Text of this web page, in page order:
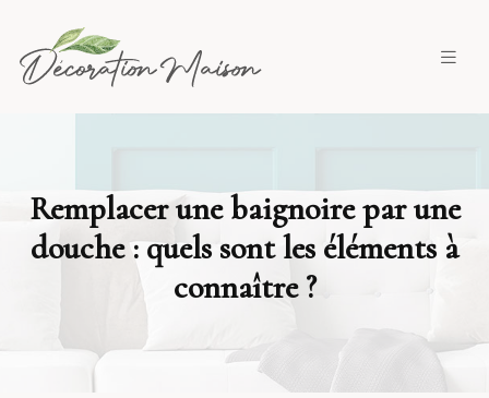
Remplacer une baignoire par une
douche : quels sont les éléments à
connaître ?